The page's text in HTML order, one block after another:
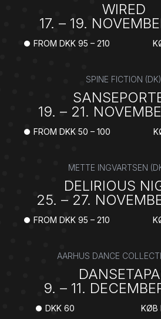
WIRED
17. – 19.
FROM DKK 95 – 210
SPINE FICTION (DK)
19. – 21.
FROM DKK 50 – 100
METTE INGVARTSEN
DELIRIOUS
25. – 27.
FROM DKK 95 – 210
AARHUS DANCE
9. – 11.
DKK 60 KØB